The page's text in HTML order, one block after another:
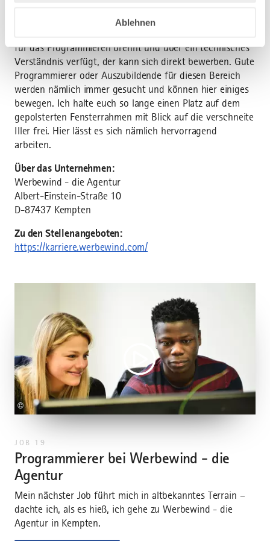
Ablehnen
Und wer genau wie die Programmierer bei Werbewind,
für das Programmieren brennt und über ein technisches
Verständnis verfügt, der kann sich direkt bewerben. Gute
Programmierer oder Auszubildende für diesen Bereich
werden nämlich immer gesucht und können hier einiges
bewegen. Ich halte euch so lange einen Platz auf dem
gepolsterten Fensterrahmen mit Blick auf die verschneite
Iller frei. Hier lässt es sich nämlich hervorragend
arbeiten.
Über das Unternehmen:
Werbewind - die Agentur
Albert-Einstein-Straße 10
D-87437 Kempten
Zu den Stellenangeboten:
https://karriere.werbewind.com/
©
Um diesen Inhalt sehen zu können, musst Du unseren
COOKIE-EINWILLIGUNG ÄNDERN
JOB 19
Programmierer bei Werbewind - die
Agentur
Mein nächster Job führt mich in altbekanntes Terrain –
dachte ich, als es hieß, ich gehe zu Werbewind ­- die
Agentur in Kempten.